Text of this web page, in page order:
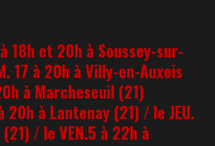
à 18h et 20h à Soussey-sur-
17 à 20h à Villy-en-Auxois
à Marcheseuil (21)
20h à Lantenay (21) / le JEU.
/ le VEN.5 à 22h à